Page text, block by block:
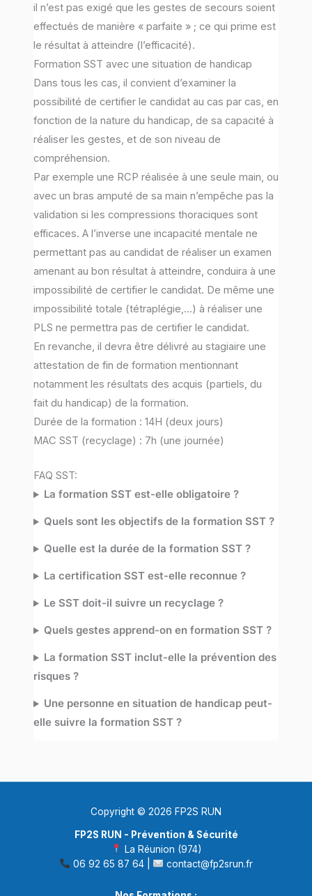
il n’est pas exigé que les gestes de secours soient
effectués de manière « parfaite » ; ce qui prime est
le résultat à atteindre (l’efficacité).
Formation SST avec une situation de handicap
Dans tous les cas, il convient d’examiner la
possibilité de certifier le candidat au cas par cas, en
fonction de la nature du handicap, de sa capacité à
réaliser les gestes, et de son niveau de
compréhension.
Par exemple une RCP réalisée à une seule main, ou
avec un bras amputé de sa main n’empêche pas la
validation si les compressions thoraciques sont
efficaces. A l’inverse une incapacité mentale ne
permettant pas au candidat de réaliser un examen
amenant au bon résultat à atteindre, conduira à une
impossibilité de certifier le candidat. De même une
impossibilité totale (tétraplégie,…) à réaliser une
PLS ne permettra pas de certifier le candidat.
En revanche, il devra être délivré au stagiaire une
attestation de fin de formation mentionnant
notamment les résultats des acquis (partiels, du
fait du handicap) de la formation.
Durée de la formation : 14H (deux jours)
MAC SST (recyclage) : 7h (une journée)
FAQ SST:
La formation SST est-elle obligatoire ?
Quels sont les objectifs de la formation SST ?
Quelle est la durée de la formation SST ?
La certification SST est-elle reconnue ?
Le SST doit-il suivre un recyclage ?
Quels gestes apprend-on en formation SST ?
La formation SST inclut-elle la prévention des
risques ?
Une personne en situation de handicap peut-
elle suivre la formation SST ?
Copyright © 2026 FP2S RUN
FP2S RUN - Prévention & Sécurité
La Réunion (974)
06 92 65 87 64 |
contact@fp2srun.fr